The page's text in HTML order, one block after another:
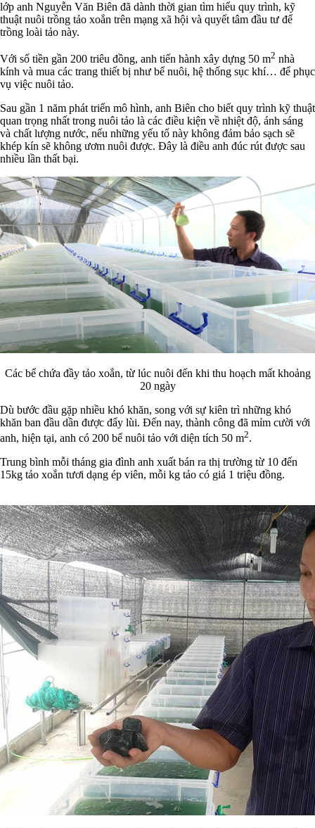
lớp anh Nguyễn Văn Biên đã dành thời gian tìm hiểu quy trình, kỹ
thuật nuôi trồng tảo xoắn trên mạng xã hội và quyết tâm đầu tư để
trồng loài tảo này.
Với số tiền gần 200 triêu đồng, anh tiến hành xây dựng 50 m2 nhà
kính và mua các trang thiết bị như bể nuôi, hệ thống sục khí… để phục
vụ việc nuôi tảo.
Sau gần 1 năm phát triển mô hình, anh Biên cho biết quy trình kỹ thuật
quan trọng nhất trong nuôi tảo là các điều kiện về nhiệt độ, ánh sáng
và chất lượng nước, nếu những yếu tố này không đảm bảo sạch sẽ
khép kín sẽ không ươm nuôi được. Đây là điều anh đúc rút được sau
nhiều lần thất bại.
Các bể chứa đầy tảo xoắn, từ lúc nuôi đến khi thu hoạch mất khoảng
20 ngày
Dù bước đầu gặp nhiều khó khăn, song với sự kiên trì những khó
khăn ban đầu dần được đẩy lùi. Đến nay, thành công đã mỉm cười với
anh, hiện tại, anh có 200 bể nuôi tảo với diện tích 50 m2.
Trung bình mỗi tháng gia đình anh xuất bán ra thị trường từ 10 đến
15kg tảo xoắn tươi dạng ép viên, mỗi kg tảo có giá 1 triệu đồng.